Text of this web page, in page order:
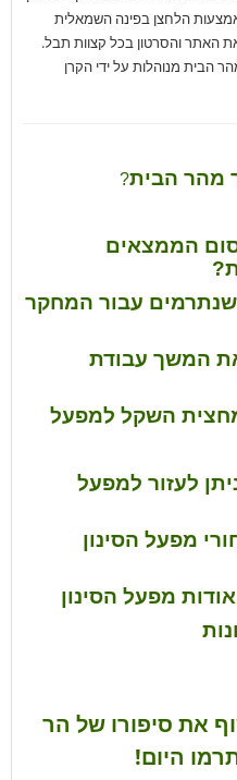
הלחצן בפינה השמאלית
האתר והסרטון בכל קצוות תבל.
הבית מנוהלות על ידי הקרן
מהר הבית?
הממצאים
עבור המחקר
המשך עבודת
השקל למפעל
לעזור למפעל
מפעל הסינון
מפעל הסינון
את סיפורו של הר
היום!